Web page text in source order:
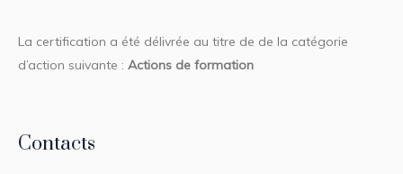
La certification a été délivrée au titre de de la catégorie
d’action suivante :Actions de formation
Contacts